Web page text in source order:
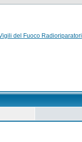
del Fuoco Radioriparatori